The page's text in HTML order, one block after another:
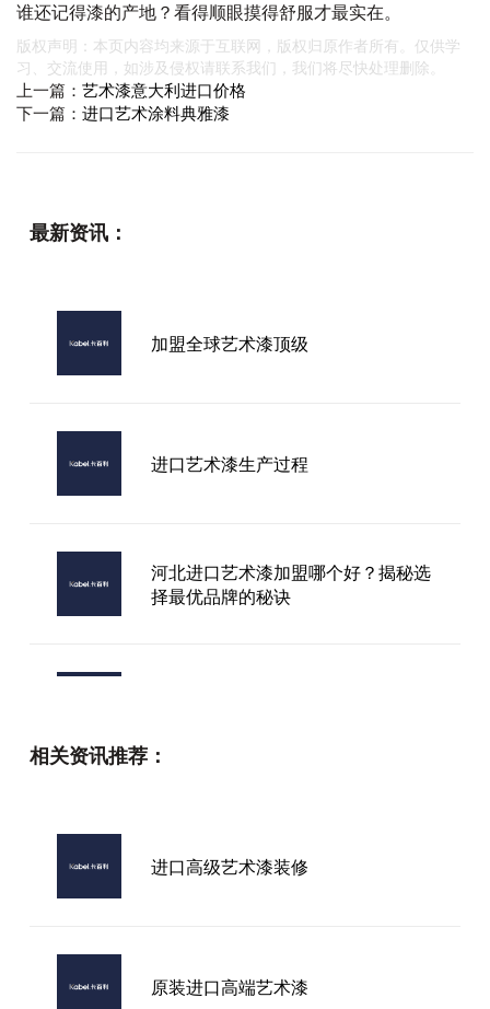
谁还记得漆的产地？看得顺眼摸得舒服才最实在。
版权声明：本页内容均来源于互联网，版权归原作者所有。仅供学
习、交流使用，如涉及侵权请联系我们，我们将尽快处理删除。
上一篇： 艺术漆意大利进口价格
下一篇： 进口艺术涂料典雅漆
最新资讯：
加盟全球艺术漆顶级
进口艺术漆生产过程
河北进口艺术漆加盟哪个好？揭秘选
择最优品牌的秘诀
相关资讯推荐：
进口高级艺术漆装修
原装进口高端艺术漆